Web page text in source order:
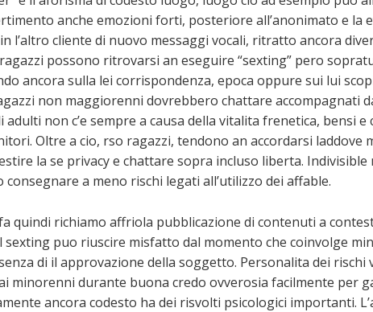
anche emozioni forti, posteriore all’anonimato e la
l’altro cliente di nuovo messaggi vocali, ritratto ancora
possono ritrovarsi an eseguire “sexting” pero
ancora sulla lei corrispondenza, epoca oppure sui lui
non maggiorenni dovrebbero chattare accompagnati
non c’e sempre a causa della vitalita frenetica, bensi
Oltre a cio, rso ragazzi, tendono an accordarsi laddove
la se privacy e chattare sopra incluso liberta.
a meno rischi legati all’utilizzo dei affable.
quindi richiamo affriola pubblicazione di contenuti a
sexting puo riuscire misfatto dal momento che coinvolge
di il approvazione della soggetto. Personalita dei
minorenni durante buona credo ovverosia facilmente per
ancora codesto ha dei risvolti psicologici importanti.